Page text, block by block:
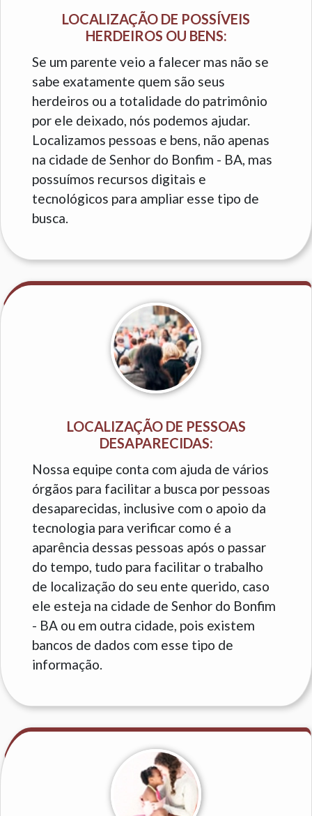
LOCALIZAÇÃO DE POSSÍVEIS
HERDEIROS OU BENS:
Se um parente veio a falecer mas não se
sabe exatamente quem são seus
herdeiros ou a totalidade do patrimônio
por ele deixado, nós podemos ajudar.
Localizamos pessoas e bens, não apenas
na cidade de Senhor do Bonfim - BA, mas
possuímos recursos digitais e
tecnológicos para ampliar esse tipo de
busca.
LOCALIZAÇÃO DE PESSOAS
DESAPARECIDAS:
Nossa equipe conta com ajuda de vários
órgãos para facilitar a busca por pessoas
desaparecidas, inclusive com o apoio da
tecnologia para verificar como é a
aparência dessas pessoas após o passar
do tempo, tudo para facilitar o trabalho
de localização do seu ente querido, caso
ele esteja na cidade de Senhor do Bonfim
- BA ou em outra cidade, pois existem
bancos de dados com esse tipo de
informação.